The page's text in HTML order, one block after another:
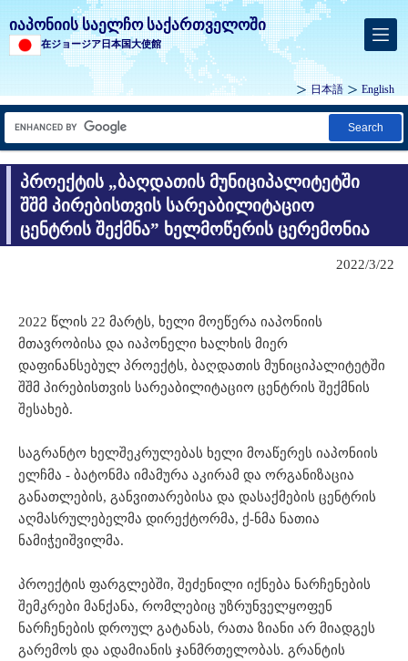
იაპონიის საელჩო საქართველოში
在ジョージア日本国大使館
日本語 English
Search
პროექტის „ბაღდათის მუნიციპალიტეტში
შშმ პირებისთვის სარეაბილიტაციო
ცენტრის შექმნა” ხელმოწერის ცერემონია
2022/3/22
2022 წლის 22 მარტს, ხელი მოეწერა იაპონიის
მთავრობისა და იაპონელი ხალხის მიერ
დაფინანსებულ პროექტს, ბაღდათის მუნიციპალიტეტში
შშმ პირებისთვის სარეაბილიტაციო ცენტრის შექმნის
შესახებ.
საგრანტო ხელშეკრულებას ხელი მოაწერეს იაპონიის
ელჩმა - ბატონმა იმამურა აკირამ და ორგანიზაცია
განათლების, განვითარებისა და დასაქმების ცენტრის
აღმასრულებელმა დირექტორმა, ქ-ნმა ნათია
ნამიჭეიშვილმა.
პროექტის ფარგლებში, შეძენილი იქნება ნარჩენების
შემკრები მანქანა, რომლებიც უზრუნველყოფენ
ნარჩენების დროულ გატანას, რათა ზიანი არ მიადგეს
გარემოს და ადამიანის ჯანმრთელობას. გრანტის